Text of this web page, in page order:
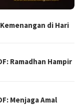
di Hari
Ramadhan Hampir
Menjaga Amal